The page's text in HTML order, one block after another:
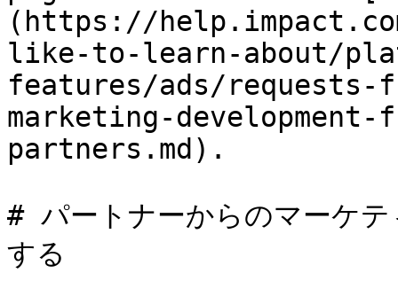
(https://
like-to-learn-about/
features/ads/requests-
marketing-
partners.md).
# パートナーからのマーケ
する